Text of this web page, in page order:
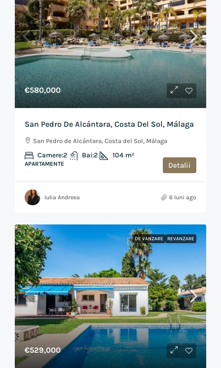
€580,000
San Pedro De Alcántara, Costa Del Sol, Málaga
San Pedro de Alcántara, Costa del Sol, Málaga
Camere:2 Bai:2 104 m²
APARTAMENTE Detalii
Iulia Andreea 6 luni ago
DE VANZARE REVANZARE
€529,000